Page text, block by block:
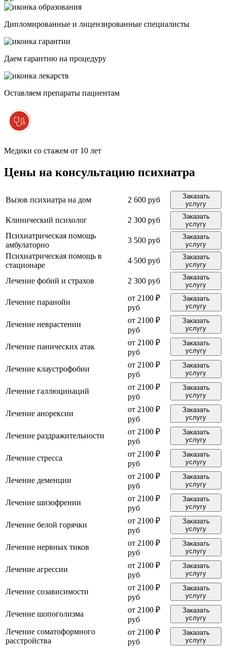
Дипломированные и лицензированные специалисты
Даем гарантию на процедуру
Оставляем препараты пациентам
Медики со стажем от 10 лет
Цены на консультацию психиатра
Вызов психиатра на дом 2 600 руб
Заказать
услугу
Клинический психолог 2 300 руб
Заказать
услугу
Психиатрическая помощь
амбулаторно
3 500 руб
Заказать
услугу
Психиатрическая помощь в
стационаре
4 500 руб
Заказать
услугу
Лечение фобий и страхов 2 300 руб
Заказать
услугу
Лечение паранойи
от 2100 ₽
руб
Заказать
услугу
Лечение неврастении
от 2100 ₽
руб
Заказать
услугу
Лечение панических атак
от 2100 ₽
руб
Заказать
услугу
Лечение клаустрофобии
от 2100 ₽
руб
Заказать
услугу
Лечение галлюцинаций
от 2100 ₽
руб
Заказать
услугу
Лечение анорексии
от 2100 ₽
руб
Заказать
услугу
Лечение раздражительности
от 2100 ₽
руб
Заказать
услугу
Лечение стресса
от 2100 ₽
руб
Заказать
услугу
Лечение деменции
от 2100 ₽
руб
Заказать
услугу
Лечение шизофрении
от 2100 ₽
руб
Заказать
услугу
Лечение белой горячки
от 2100 ₽
руб
Заказать
услугу
Лечение нервных тиков
от 2100 ₽
руб
Заказать
услугу
Лечение агрессии
от 2100 ₽
руб
Заказать
услугу
Лечение созависимости
от 2100 ₽
руб
Заказать
услугу
Лечение шопоголизма
от 2100 ₽
руб
Заказать
услугу
Лечение соматоформного
расстройства
от 2100 ₽
руб
Заказать
услугу